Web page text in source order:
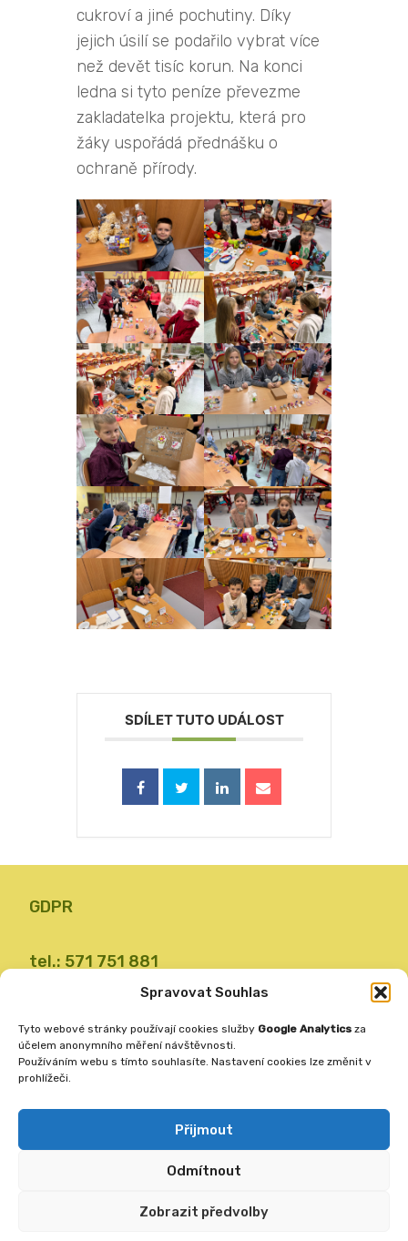
Spravovat Souhlas
Tyto webové stránky používají cookies služby Google Analytics za
účelem anonymního měření návštěvnosti.
Používáním webu s tímto souhlasíte. Nastavení cookies lze změnit v
prohlížeči.
Přijmout
Odmítnout
Zobrazit předvolby
cukroví a jiné pochutiny. Díky
jejich úsilí se podařilo vybrat více
než devět tisíc korun. Na konci
ledna si tyto peníze převezme
zakladatelka projektu, která pro
žáky uspořádá přednášku o
ochraně přírody.
SDÍLET TUTO UDÁLOST
GDPR
tel.: 571 751 881
email: zsvalbystrice@zsvb.cz
ID datové schránky: 24dabpx